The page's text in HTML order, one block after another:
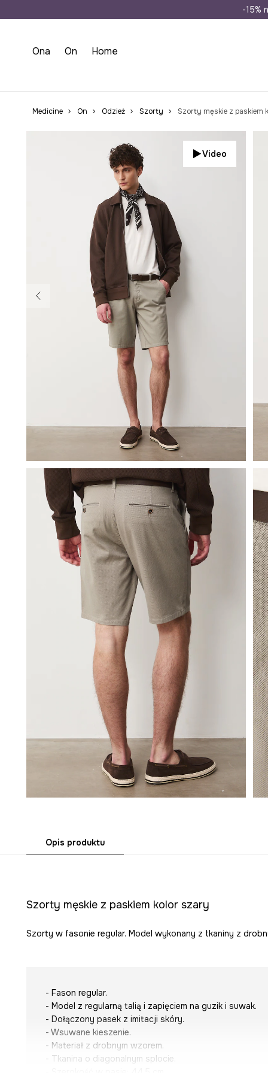
Wysyłka
-15%
Ona On Home
Medicine On Odzież Szorty Szorty męskie z paskiem
Video
Opis produktu
Szorty męskie z paskiem kolor szary
Szorty w fasonie regular. Model wykonany z tkaniny z
- Fason regular.
- Model z regularną talią i zapięciem na guzik i suwak.
- Dołączony pasek z imitacji skóry.
- Wsuwane kieszenie.
- Materiał z drobnym wzorem.
- Tkanina o diagonalnym splocie.